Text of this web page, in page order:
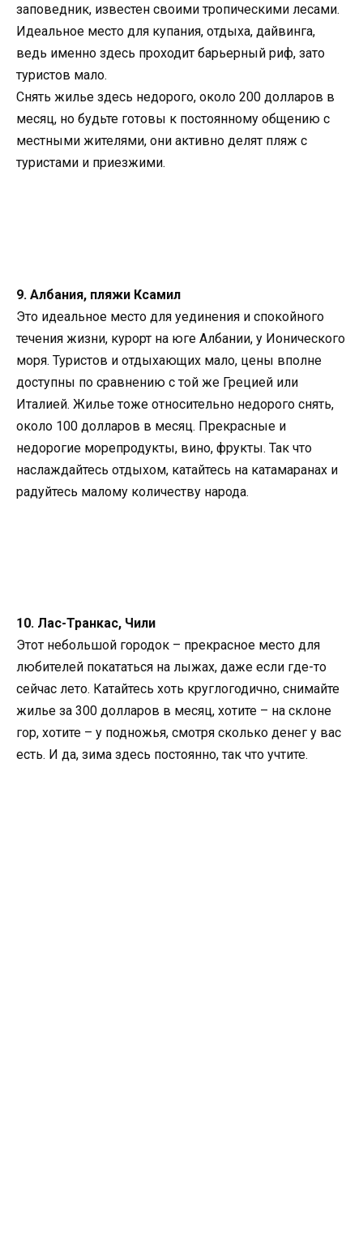
заповедник, известен своими тропическими лесами.
Идеальное место для купания, отдыха, дайвинга,
ведь именно здесь проходит барьерный риф, зато
туристов мало.
Снять жилье здесь недорого, около 200 долларов в
месяц, но будьте готовы к постоянному общению с
местными жителями, они активно делят пляж с
туристами и приезжими.
9. Албания, пляжи Ксамил
Это идеальное место для уединения и спокойного
течения жизни, курорт на юге Албании, у Ионического
моря. Туристов и отдыхающих мало, цены вполне
доступны по сравнению с той же Грецией или
Италией. Жилье тоже относительно недорого снять,
около 100 долларов в месяц. Прекрасные и
недорогие морепродукты, вино, фрукты. Так что
наслаждайтесь отдыхом, катайтесь на катамаранах и
радуйтесь малому количеству народа.
10. Лас-Транкас, Чили
Этот небольшой городок – прекрасное место для
любителей покататься на лыжах, даже если где-то
сейчас лето. Катайтесь хоть круглогодично, снимайте
жилье за 300 долларов в месяц, хотите – на склоне
гор, хотите – у подножья, смотря сколько денег у вас
есть. И да, зима здесь постоянно, так что учтите.